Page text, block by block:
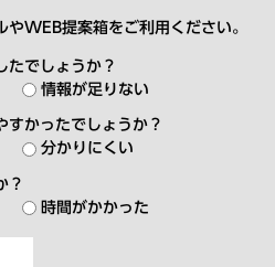
WEB提案箱をご利用ください。
たでしょうか？
情報が足りない
すかったでしょうか？
分かりにくい
？
時間がかかった